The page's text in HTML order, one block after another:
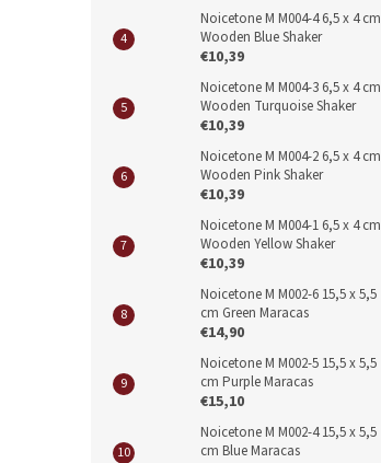
Noicetone M M004-4 6,5 x 4 cm
Wooden Blue Shaker
€10,39
Noicetone M M004-3 6,5 x 4 cm
Wooden Turquoise Shaker
€10,39
Noicetone M M004-2 6,5 x 4 cm
Wooden Pink Shaker
€10,39
Noicetone M M004-1 6,5 x 4 cm
Wooden Yellow Shaker
€10,39
Noicetone M M002-6 15,5 x 5,5
cm Green Maracas
€14,90
Noicetone M M002-5 15,5 x 5,5
cm Purple Maracas
€15,10
Noicetone M M002-4 15,5 x 5,5
cm Blue Maracas